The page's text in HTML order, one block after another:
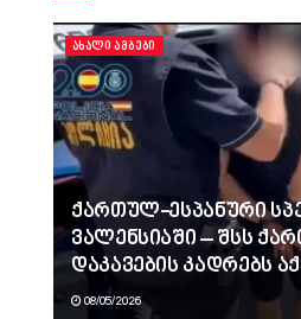
ᲐᲮᲐᲚᲘ ᲐᲛᲑᲔᲑᲘ
ქართულ-ესპანური
ვალენსიაში – შსს
დაკავების კადრებს
08/05/2026